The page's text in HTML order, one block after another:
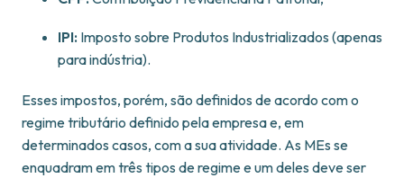
IPI: Imposto sobre Produtos Industrializados (apenas
para indústria).
Esses impostos, porém, são definidos de acordo com o
regime tributário definido pela empresa e, em
determinados casos, com a sua atividade. As MEs se
enquadram em três tipos de regime e um deles deve ser